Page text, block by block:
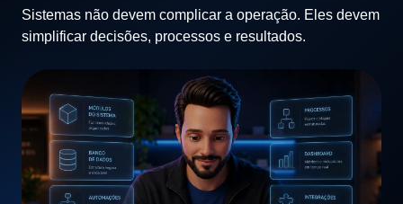
Sistemas não devem complicar a operação. Eles devem
simplificar decisões, processos e resultados.